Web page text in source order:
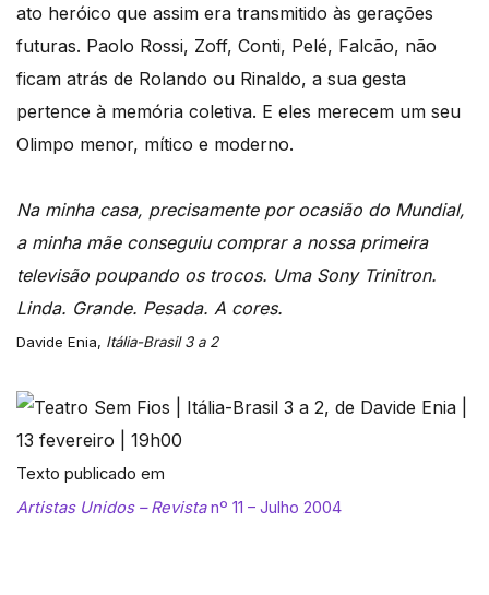
ato heróico que assim era transmitido às gerações
futuras. Paolo Rossi, Zoff, Conti, Pelé, Falcão, não
ficam atrás de Rolando ou Rinaldo, a sua gesta
pertence à memória coletiva. E eles merecem um seu
Olimpo menor, mítico e moderno.
Na minha casa, precisamente por ocasião do Mundial,
a minha mãe conseguiu comprar a nossa primeira
televisão poupando os trocos. Uma Sony Trinitron.
Linda. Grande. Pesada. A cores.
Davide Enia, Itália-Brasil 3 a 2
Texto publicado em
Artistas Unidos – Revistanº 11 – Julho 2004